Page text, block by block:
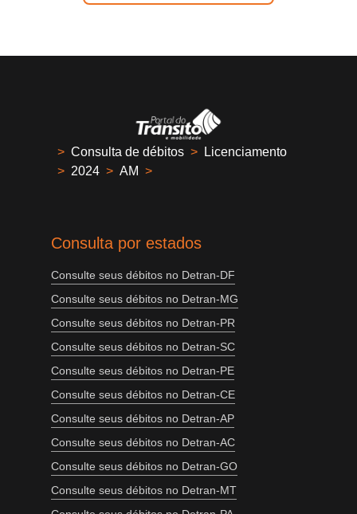
> Consulta de débitos >
Licenciamento
> 2024 > AM >
Consulta por estados
Consulte seus débitos no Detran-DF
Consulte seus débitos no Detran-MG
Consulte seus débitos no Detran-PR
Consulte seus débitos no Detran-SC
Consulte seus débitos no Detran-PE
Consulte seus débitos no Detran-CE
Consulte seus débitos no Detran-AP
Consulte seus débitos no Detran-AC
Consulte seus débitos no Detran-GO
Consulte seus débitos no Detran-MT